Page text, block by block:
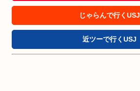
じゃらんで行くUSJ
近ツーで行くUSJ